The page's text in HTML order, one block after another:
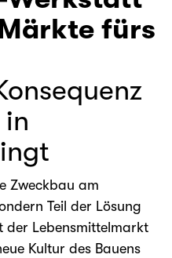
Märkte fürs
Zweckbau am
Teil der Lösung
der Lebensmittelmarkt
Kultur des Bauens